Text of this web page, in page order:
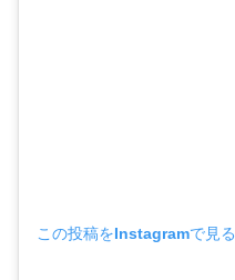
この投稿をInstagramで見る